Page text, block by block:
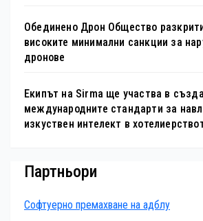
Обединено Дрон Общество
високите минимални санкции за
дронове
Екипът на Sirma ще участва в
международните стандарти за
изкуствен интелект в
Партньори
Софтуерно премахване на адблу